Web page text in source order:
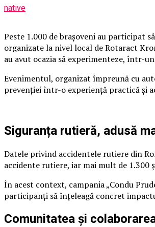
native
Peste 1.000 de brașoveni au participat
organizate la nivel local de Rotaract
au avut ocazia să experimenteze, într-
Evenimentul, organizat împreună cu
prevenției într-o experiență practică și
Siguranța rutieră, adusă
Datele privind accidentele rutiere din
accidente rutiere, iar mai mult de 1.300
În acest context, campania „Condu
participanți să înțeleagă concret
Comunitatea și